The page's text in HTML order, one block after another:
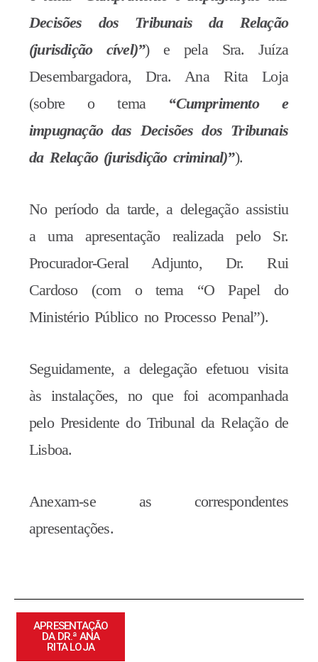
Decisões dos Tribunais da Relação
(jurisdição cível)”) e pela Sra. Juíza
Desembargadora, Dra. Ana Rita Loja
(sobre o tema “Cumprimento e
impugnação das Decisões dos Tribunais
da Relação (jurisdição criminal)”).
No período da tarde, a delegação assistiu
a uma apresentação realizada pelo Sr.
Procurador-Geral Adjunto, Dr. Rui
Cardoso (com o tema “O Papel do
Ministério Público no Processo Penal”).
Seguidamente, a delegação efetuou visita
às instalações, no que foi acompanhada
pelo Presidente do Tribunal da Relação de
Lisboa.
Anexam-se as correspondentes
apresentações.
APRESENTAÇÃO
DA DR.ª ANA
RITA LOJA